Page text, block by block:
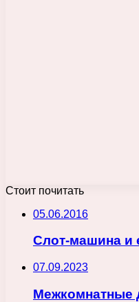
Стоит почитать
05.06.2016
Слот-машина и
07.09.2023
Межкомнатные